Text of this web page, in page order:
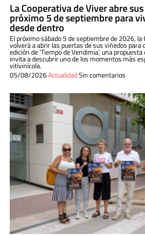
La Cooperativa de Viver abre
próximo 5 de septiembre para
desde dentro
El próximo sábado 5 de septiembre de 2026, la
volverá a abrir las puertas de sus viñedos para
edición de ‘Tiempo de Vendimia’, una
invita a descubrir uno de los momentos más
vitivinícola.
05/08/2026ActualidadSin comentarios